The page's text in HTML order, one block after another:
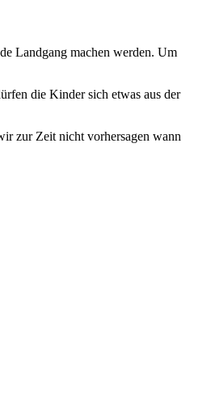
Landgang machen werden. Um
die Kinder sich etwas aus der
zur Zeit nicht vorhersagen wann